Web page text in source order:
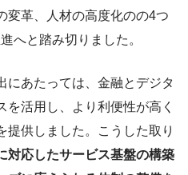
変革、人材の高度化のの4つ
へと踏み切りました。
にあたっては、金融とデジタ
を活用し、より利便性が高く
提供しました。こうした取り
対応したサービス基盤の構築